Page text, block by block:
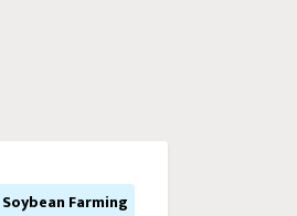
Soybean Farming